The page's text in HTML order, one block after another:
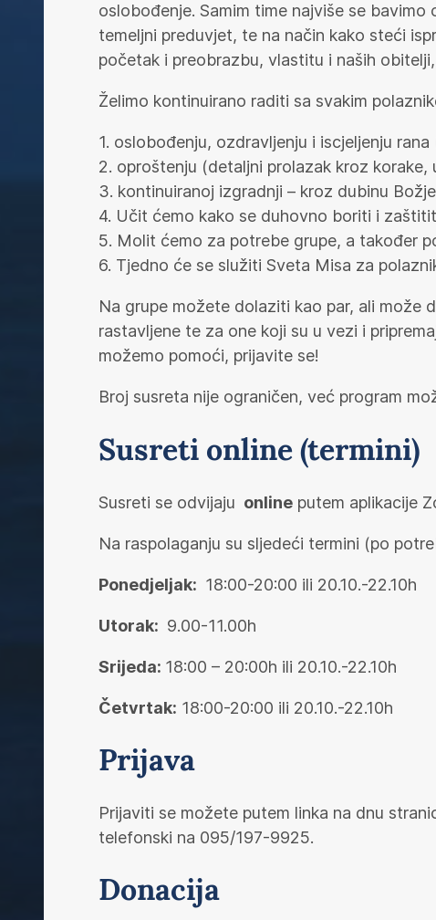
oslobođenje. Samim time najviše se
temeljni preduvjet, te na način kako steći
početak i preobrazbu, vlastitu i naših
Želimo kontinuirano raditi sa svakim
1. oslobođenju, ozdravljenju i iscjeljenju
2. oproštenju (detaljni prolazak kroz korake,
3. kontinuiranoj izgradnji – kroz dubinu
4. Učit ćemo kako se duhovno boriti i
5. Molit ćemo za potrebe grupe, a također
6. Tjedno će se služiti Sveta Misa za
Na grupe možete dolaziti kao par, ali može
rastavljene te za one koji su u vezi i
možemo pomoći, prijavite se!
Broj susreta nije ograničen, već program
Susreti online (termini)
Susreti se odvijaju online putem aplikacije
Na raspolaganju su sljedeći termini (po
Ponedjeljak: 18:00-20:00 ili 20.10.-22.10h
Utorak: 9.00-11.00h
Srijeda: 18:00 – 20:00h ili 20.10.-22.10h
Četvrtak: 18:00-20:00 ili 20.10.-22.10h
Prijava
Prijaviti se možete putem linka na dnu
telefonski na 095/197-9925.
Donacija